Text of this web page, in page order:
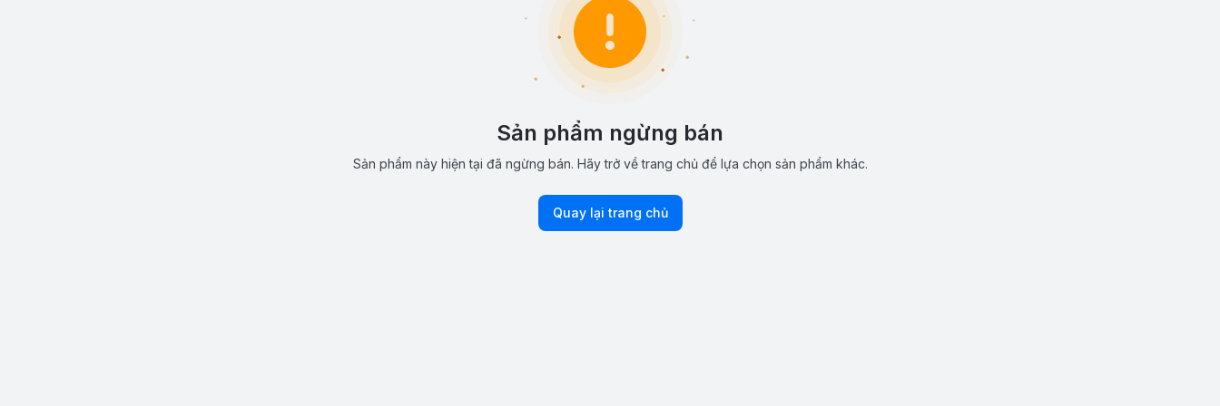
Sản phẩm ngừng bán
Sản phẩm này hiện tại đã ngừng bán. Hãy trở về trang chủ để lựa chọn sản phẩm khác.
Quay lại trang chủ